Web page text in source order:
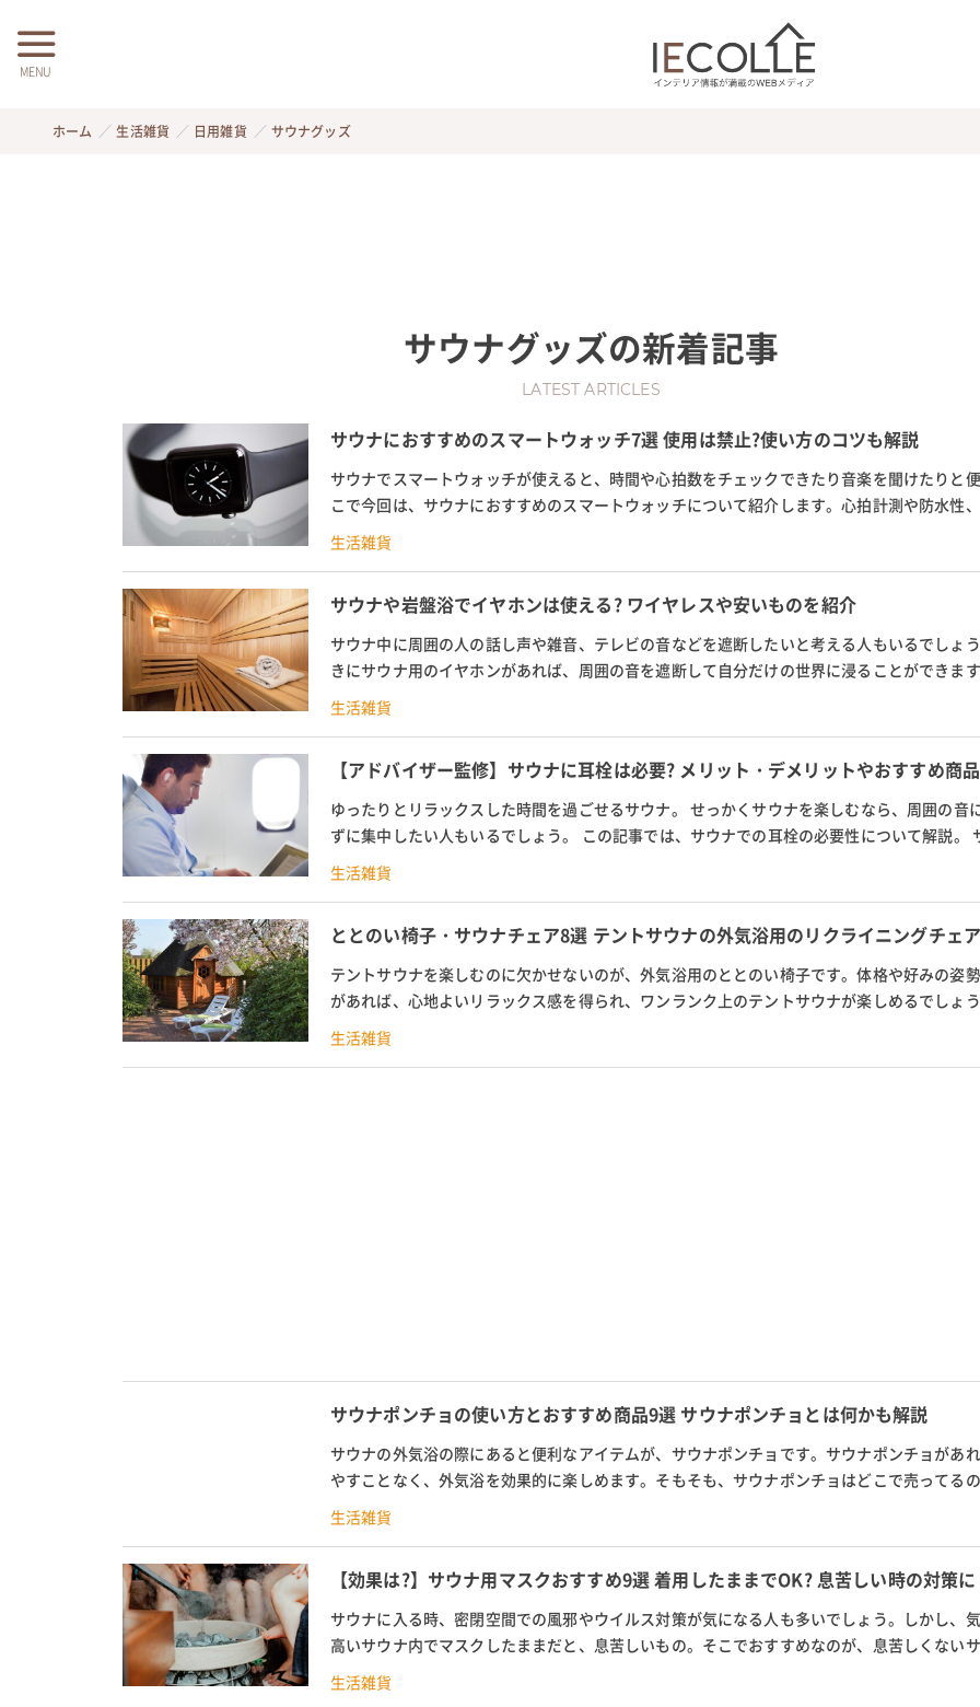
MENU
ホーム 生活雑貨 日用雑貨 サウナグッズ
サウナグッズの新着記事
LATEST ARTICLES
サウナにおすすめのスマートウォッチ7選 使用は禁止?使い方のコツも解説
サウナでスマートウォッチが使えると、時間や心拍数をチェックできたり音楽を聞けたりと
こで今回は、サウナにおすすめのスマートウォッチについて紹介します。心拍計測や防水性
ど、サウナで使いやすい機能が備わっているかチェッ...
生活雑貨
サウナや岩盤浴でイヤホンは使える? ワイヤレスや安いものを紹介
サウナ中に周囲の人の話し声や雑音、テレビの音などを遮断したいと考える人もいるでしょ
きにサウナ用のイヤホンがあれば、周囲の音を遮断して自分だけの世界に浸ることができま
サウナに合うイヤホンの選び方や使うときのマナー、...
生活雑貨
【アドバイザー監修】サウナに耳栓は必要? メリット・デメリットやおすすめ商
ゆったりとリラックスした時間を過ごせるサウナ。 せっかくサウナを楽しむなら、周囲の音
ずに集中したい人もいるでしょう。 この記事では、サウナでの耳栓の必要性について解説。
栓をするメリットやデメリット、さらに耳栓の選び方や...
生活雑貨
ととのい椅子・サウナチェア8選 テントサウナの外気浴用のリクライニングチェ
テントサウナを楽しむのに欠かせないのが、外気浴用のととのい椅子です。体格や好みの姿
があれば、心地よいリラックス感を得られ、ワンランク上のテントサウナが楽しめるでしょ
テントサウナの外気浴に欠かせないととのい椅子の種...
生活雑貨
サウナポンチョの使い方とおすすめ商品9選 サウナポンチョとは何かも解説
サウナの外気浴の際にあると便利なアイテムが、サウナポンチョです。サウナポンチョがあ
やすことなく、外気浴を効果的に楽しめます。そもそも、サウナポンチョはどこで売ってる
か。この記事ではサウナポンチョの使い方に加え、どこ...
生活雑貨
【効果は?】サウナ用マスクおすすめ9選 着用したままでOK? 息苦しい時の対策に
サウナに入る時、密閉空間での風邪やウイルス対策が気になる人も多いでしょう。しかし、
高いサウナ内でマスクしたままだと、息苦しいもの。そこでおすすめなのが、息苦しくない
クです。マスクしたままでも気持ち良くサウナを楽し...
生活雑貨